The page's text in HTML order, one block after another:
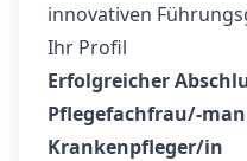
innovativen
Ihr Profil
Erfolgreicher
Pflegefachfrau/-
Krankenpfleger/in